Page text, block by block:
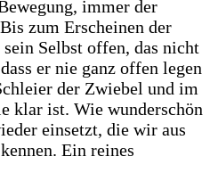
immer der
zum Erscheinen der
Selbst offen, das nicht
er nie ganz offen legen
der Zwiebel und im
klar ist. Wie wunderschön
einsetzt, die wir aus
Ein reines